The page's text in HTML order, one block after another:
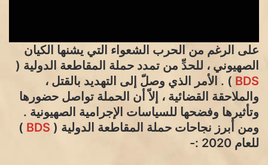
على الرغم من الحرب الشعواء التي يشنها الكيان
الصهيوني ، للحدِّ من تمدد حملة المقاطعة الدولية (
BDS ) . الأمر الذي وصلّ إلى التهديد بالقتل ،
والملاحقة القضائية ، إلاّ أن الحملة تواصل حضورها
وتأثيرها وفضحها للسياسات الإجرامية الصهيونية .
ومن أبرز نجاحات حملة المقاطعة الدولية ( BDS
)
للعام 2020 :-